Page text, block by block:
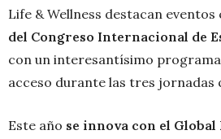
Life & Wellness destacan eventos
del Congreso Internacional de
con un interesantísimo
acceso durante las tres jornadas
Este año se innova con el Global